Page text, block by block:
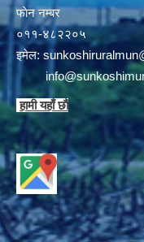
फाेन न‌‍‍‍‌‌म्बर
०११-४८२२०५
इमेल:
हामी यहाँ छाै‌ं